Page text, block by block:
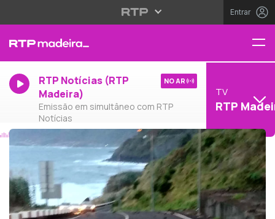
Entrar
RTP Notícias (RTP
Madeira)
Emissão em simultâneo com RTP
Notícias
NO AR
TV
RTP